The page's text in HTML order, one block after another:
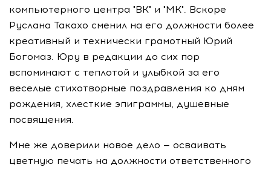
компьютерного центра "ВК" и "МК". Вскоре
Руслана Такахо сменил на его должности более
креативный и технически грамотный Юрий
Богомаз. Юру в редакции до сих пор
вспоминают с теплотой и улыбкой за его
веселые стихотворные поздравления ко дням
рождения, хлесткие эпиграммы, душевные
посвящения.
Мне же доверили новое дело — осваивать
цветную печать на должности ответственного